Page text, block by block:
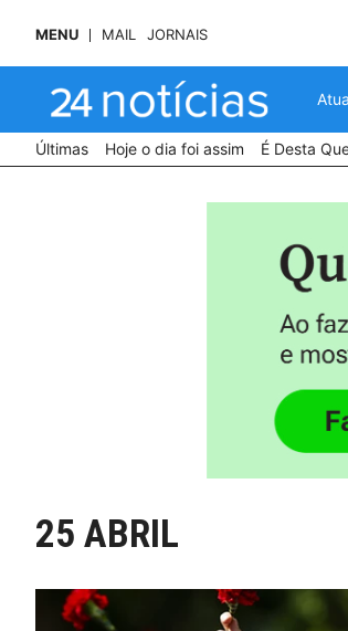
MENU MAIL JORNAIS
Últimas Hoje o dia foi assim É Desta
25 ABRIL